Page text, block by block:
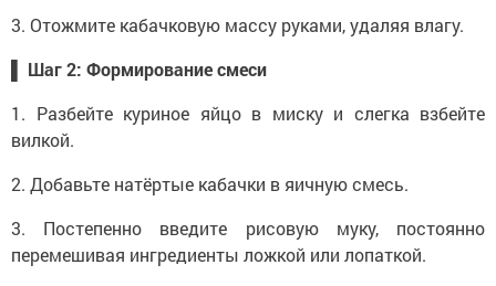
3. Отожмите кабачковую массу руками, удаляя влагу.
▌ Шаг 2: Формирование смеси
1. Разбейте куриное яйцо в миску и слегка взбейте
вилкой.
2. Добавьте натёртые кабачки в яичную смесь.
3. Постепенно введите рисовую муку, постоянно
перемешивая ингредиенты ложкой или лопаткой.